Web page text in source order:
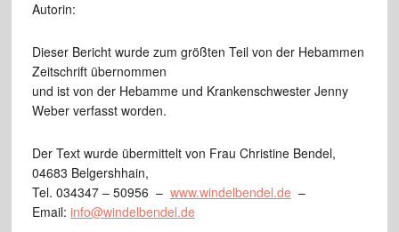
Autorin:
Dieser Bericht wurde zum größten Teil von der Hebammen
Zeitschrift übernommen
und ist von der Hebamme und Krankenschwester Jenny
Weber verfasst worden.
Der Text wurde übermittelt von Frau Christine Bendel,
04683 Belgershhain,
Tel. 034347 – 50956 – www.windelbendel.de –
Email: info@windelbendel.de